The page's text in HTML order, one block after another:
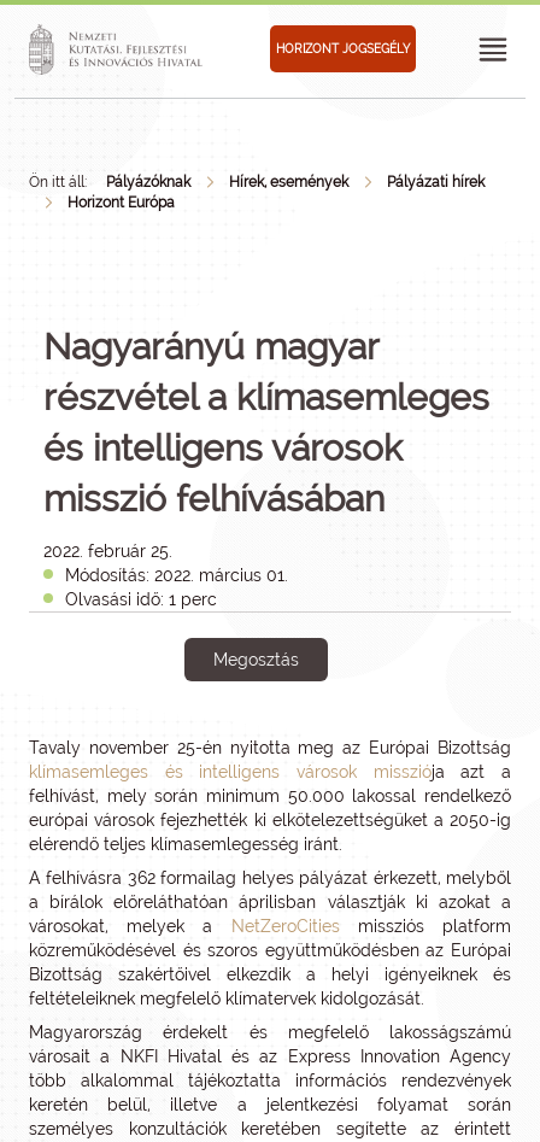
HORIZONT JOGSEGÉLY
Ön itt áll: Pályázóknak Hírek, események
Pályázati hírek
Horizont Európa
Nagyarányú magyar
részvétel a klímasemleges
és intelligens városok
misszió felhívásában
2022. február 25.
Módosítás: 2022. március 01.
Olvasási idő: 1 perc
Megosztás
Tavaly november 25-én nyitotta meg az Európai Bizottság
klímasemleges és intelligens városok missziója azt a
felhívást, mely során minimum 50.000 lakossal rendelkező
európai városok fejezhették ki elkötelezettségüket a 2050-ig
elérendő teljes klímasemlegesség iránt.
A felhívásra 362 formailag helyes pályázat érkezett, melyből
a bírálok előreláthatóan áprilisban választják ki azokat a
városokat, melyek a
NetZeroCitiesmissziós platform
közreműködésével és szoros együttműködésben az Európai
Bizottság szakértőivel elkezdik a helyi igényeiknek és
feltételeiknek megfelelő klímatervek kidolgozását.
Magyarország érdekelt és megfelelő lakosságszámú
városait a NKFI Hivatal és az Express Innovation Agency
több alkalommal tájékoztatta információs rendezvények
keretén belül, illetve a jelentkezési folyamat során
személyes konzultációk keretében segítette az érintett